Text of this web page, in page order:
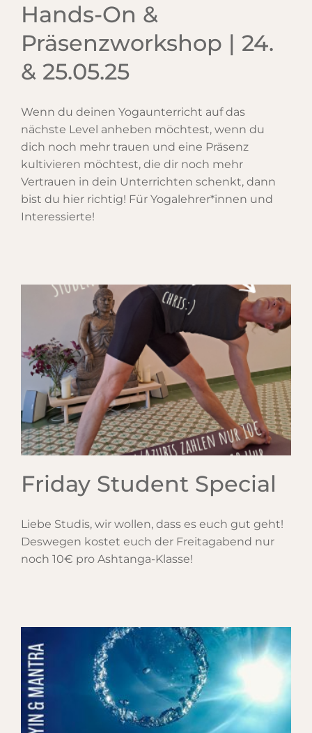
Hands-On &
Präsenzworkshop | 24.
& 25.05.25
Wenn du deinen Yogaunterricht auf das
nächste Level anheben möchtest, wenn du
dich noch mehr trauen und eine Präsenz
kultivieren möchtest, die dir noch mehr
Vertrauen in dein Unterrichten schenkt, dann
bist du hier richtig! Für Yogalehrer*innen und
Interessierte!
Friday Student Special
Liebe Studis, wir wollen, dass es euch gut geht!
Deswegen kostet euch der Freitagabend nur
noch 10€ pro Ashtanga-Klasse!